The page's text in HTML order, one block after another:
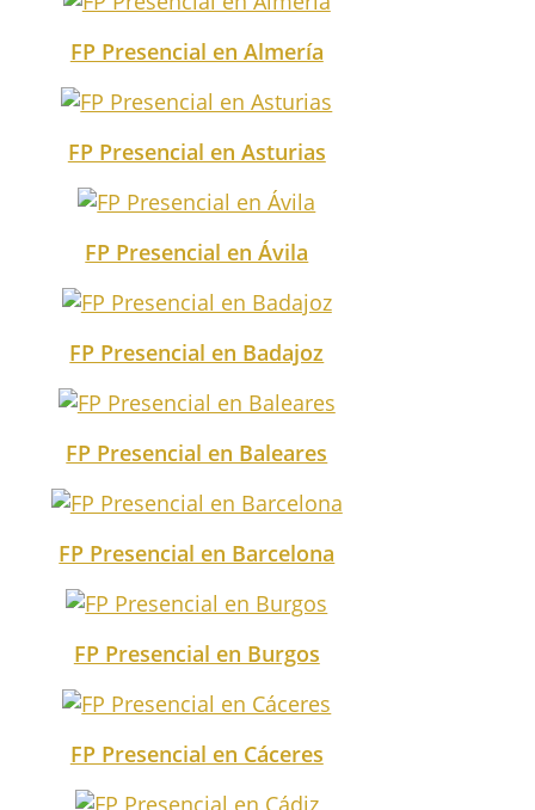
FP Presencial en Almería
FP Presencial en Asturias
FP Presencial en Ávila
FP Presencial en Badajoz
FP Presencial en Baleares
FP Presencial en Barcelona
FP Presencial en Burgos
FP Presencial en Cáceres